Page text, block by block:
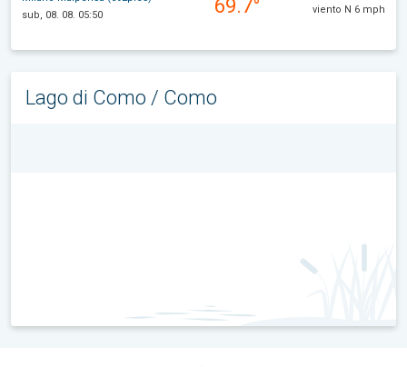
sub, 08. 08. 05:50
69.7° viento N 6 mph
Lago di Como / Como